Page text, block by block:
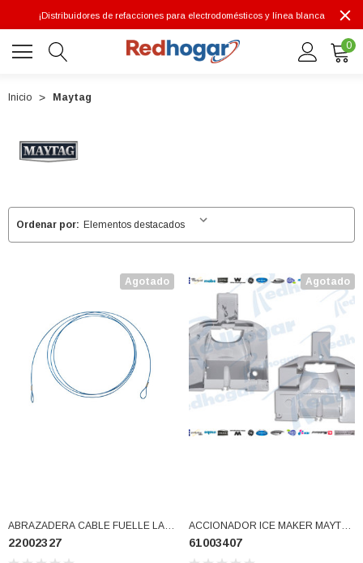
¡Distribuidores de refacciones para electrodomésticos y línea blanca
0
Inicio Maytag
Ordenar por:
Agotado
ABRAZADERA CABLE FUELLE LAV.
NEPTUNE. (22002327)
22002327
Agotado
ACCIONADOR ICE MAKER MAYTAG
(61003407)
61003407